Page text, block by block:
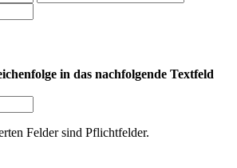
in das nachfolgende Textfeld
Felder sind Pflichtfelder.